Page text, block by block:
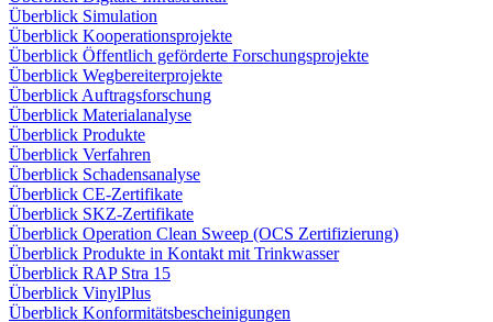
Überblick Simulation
Überblick Kooperationsprojekte
Überblick Öffentlich geförderte Forschungsprojekte
Überblick Wegbereiterprojekte
Überblick Auftragsforschung
Überblick Materialanalyse
Überblick Produkte
Überblick Verfahren
Überblick Schadensanalyse
Überblick CE-Zertifikate
Überblick SKZ-Zertifikate
Überblick Operation Clean Sweep (OCS Zertifizierung)
Überblick Produkte in Kontakt mit Trinkwasser
Überblick RAP Stra 15
Überblick VinylPlus
Überblick Konformitätsbescheinigungen